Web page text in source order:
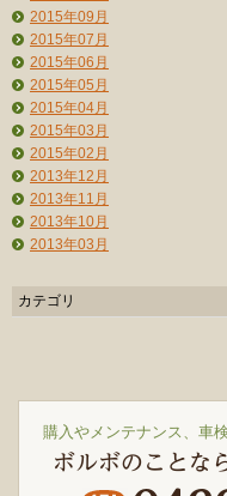
2015年09月
2015年07月
2015年06月
2015年05月
2015年04月
2015年03月
2015年02月
2013年12月
2013年11月
2013年10月
2013年03月
カテゴリ
購入やメンテナンス、車
ボルボのことな